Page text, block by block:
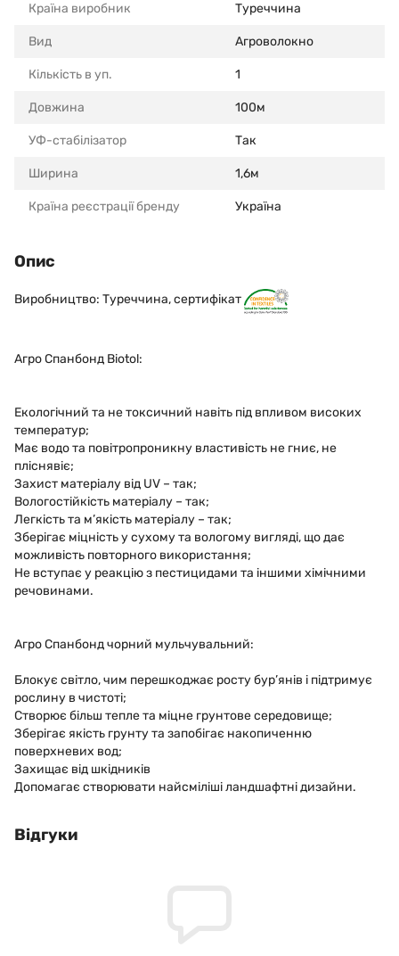
Країна виробник Туреччина
Вид Агроволокно
Кількість в уп. 1
Довжина 100м
УФ-стабілізатор Так
Ширина 1,6м
Країна реєстрації бренду Україна
Опис
Виробництво: Туреччина, сертифікат
Агро Спанбонд Biotol:
Екологічний та не токсичний навіть під впливом високих
температур;
Має водо та повітропроникну властивість не гниє, не
пліснявіє;
Захист матеріалу від UV – так;
Вологостійкість матеріалу – так;
Легкість та м’якість матеріалу – так;
Зберігає міцність у сухому та вологому вигляді, що дає
можливість повторного використання;
Не вступає у реакцію з пестицидами та іншими хімічними
речовинами.
Агро Спанбонд чорний мульчувальний:
Блокує світло, чим перешкоджає росту бур’янів і підтримує
рослину в чистоті;
Створює більш тепле та міцне грунтове середовище;
Зберігає якість грунту та запобігає накопиченню
поверхневих вод;
Захищає від шкідників
Допомагає створювати найсміліші ландшафтні дизайни.
Відгуки